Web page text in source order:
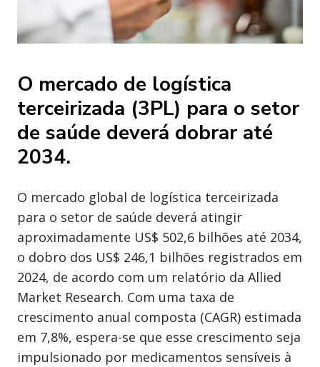
O mercado de logística
terceirizada (3PL) para o setor
de saúde deverá dobrar até
2034.
O mercado global de logística terceirizada
para o setor de saúde deverá atingir
aproximadamente US$ 502,6 bilhões até 2034,
o dobro dos US$ 246,1 bilhões registrados em
2024, de acordo com um relatório da Allied
Market Research. Com uma taxa de
crescimento anual composta (CAGR) estimada
em 7,8%, espera-se que esse crescimento seja
impulsionado por medicamentos sensíveis à